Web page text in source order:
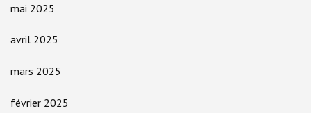
mai 2025
avril 2025
mars 2025
février 2025